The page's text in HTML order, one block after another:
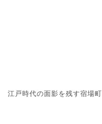
江戸時代の面影を残す宿場町